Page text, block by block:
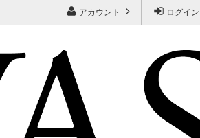
ログイン
アカウント